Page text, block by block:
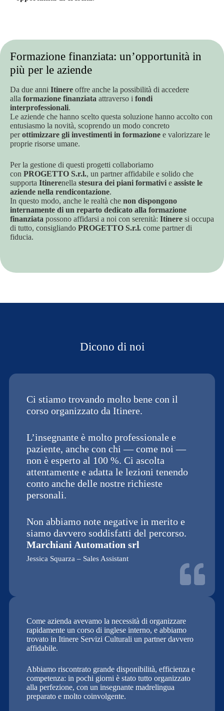
Formazione finanziata: un’opportunità in
più per le aziende
Da due anni Itinere offre anche la possibilità di accedere
alla formazione finanziata attraverso i fondi
interprofessionali.
Le aziende che hanno scelto questa soluzione hanno accolto con
entusiasmo la novità, scoprendo un modo concreto
perottimizzare gli investimenti in formazione e valorizzare le
proprie risorse umane.
Per la gestione di questi progetti collaboriamo
con PROGETTO S.r.l., un partner affidabile e solido che
supporta Itinerenella stesura dei piani formativi e assiste le
aziende nella rendicontazione.
In questo modo, anche le realtà che non dispongono
internamente di un reparto dedicato alla formazione
finanziata possono affidarsi a noi con serenità: Itinere si occupa
di tutto, consigliando PROGETTO S.r.l. come partner di
fiducia.
Dicono di noi
Ci stiamo trovando molto bene con il
corso organizzato da Itinere.
L’insegnante è molto professionale e
paziente, anche con chi — come noi —
non è esperto al 100 %. Ci ascolta
attentamente e adatta le lezioni tenendo
conto anche delle nostre richieste
personali.
Non abbiamo note negative in merito e
siamo davvero soddisfatti del percorso.
Marchiani Automation srl
Jessica Squarza – Sales Assistant
Come azienda avevamo la necessità di organizzare
rapidamente un corso di inglese interno, e abbiamo
trovato in Itinere Servizi Culturali un partner davvero
affidabile.
Abbiamo riscontrato grande disponibilità, efficienza e
competenza: in pochi giorni è stato tutto organizzato
alla perfezione, con un insegnante madrelingua
preparato e molto coinvolgente.